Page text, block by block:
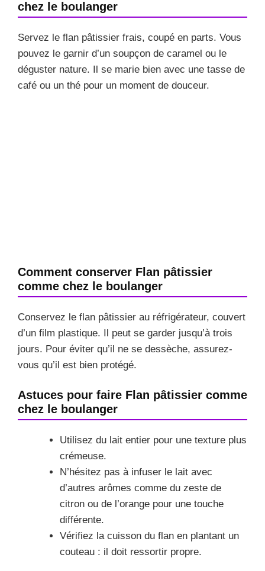
chez le boulanger
Servez le flan pâtissier frais, coupé en parts. Vous
pouvez le garnir d’un soupçon de caramel ou le
déguster nature. Il se marie bien avec une tasse de
café ou un thé pour un moment de douceur.
Comment conserver Flan pâtissier
comme chez le boulanger
Conservez le flan pâtissier au réfrigérateur, couvert
d’un film plastique. Il peut se garder jusqu’à trois
jours. Pour éviter qu’il ne se dessèche, assurez-
vous qu’il est bien protégé.
Astuces pour faire Flan pâtissier comme
chez le boulanger
Utilisez du lait entier pour une texture plus
crémeuse.
N’hésitez pas à infuser le lait avec
d’autres arômes comme du zeste de
citron ou de l’orange pour une touche
différente.
Vérifiez la cuisson du flan en plantant un
couteau : il doit ressortir propre.